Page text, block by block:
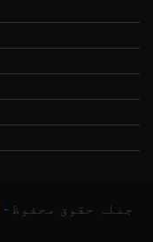
- جملہ حقوق محفوظ